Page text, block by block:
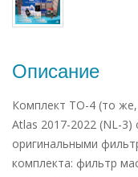
Описание
Комплект ТО-4 (то
Atlas 2017-2022 (NL-3)
оригинальными
комплекта: фильтр